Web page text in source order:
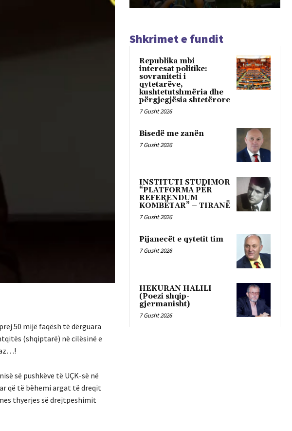
50 mijë faqësh të dërguara
(shqiptarë) në cilësinë e
së pushkëve të UÇK-së në
që të bëhemi argat të dreqit
thyerjes së drejtpeshimit
Shkrimet e fundit
Republika mbi
interesat politike:
sovraniteti i
qytetarëve,
kushtetutshmëria dhe
përgjegjësia shtetërore
7 Gusht 2026
Bisedë me zanën
7 Gusht 2026
INSTITUTI STUDIMOR
“PLATFORMA PËR
REFERENDUM
KOMBËTAR” – TIRANË
7 Gusht 2026
Pijanecët e qytetit tim
7 Gusht 2026
HEKURAN HALILI
(Poezi shqip-
gjermanisht)
7 Gusht 2026